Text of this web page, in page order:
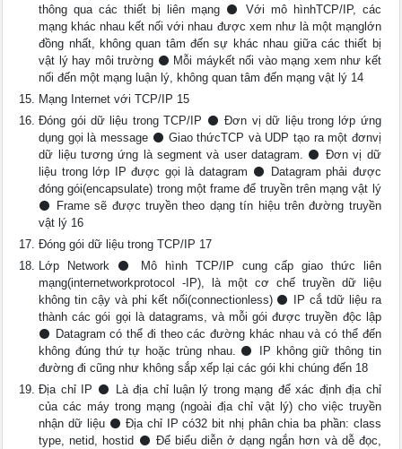
thông qua các thiết bị liên mạng ⚫ Với mô hìnhTCP/IP, các
mạng khác nhau kết nối với nhau được xem như là một mạnglớn
đồng nhất, không quan tâm đến sự khác nhau giữa các thiết bị
vật lý hay môi trường ⚫ Mỗi máykết nối vào mạng xem như kết
nối đến một mạng luận lý, không quan tâm đến mạng vật lý 14
Mạng Internet với TCP/IP 15
Đóng gói dữ liệu trong TCP/IP ⚫ Đơn vị dữ liệu trong lớp ứng
dụng gọi là message ⚫ Giao thứcTCP và UDP tạo ra một đơnvị
dữ liệu tương ứng là segment và user datagram. ⚫ Đơn vị dữ
liệu trong lớp IP được gọi là datagram ⚫ Datagram phải được
đóng gói(encapsulate) trong một frame để truyền trên mạng vật lý
⚫ Frame sẽ được truyền theo dạng tín hiệu trên đường truyền
vật lý 16
Đóng gói dữ liệu trong TCP/IP 17
Lớp Network ⚫ Mô hình TCP/IP cung cấp giao thức liên
mạng(internetworkprotocol -IP), là một cơ chế truyền dữ liệu
không tin cậy và phi kết nối(connectionless) ⚫ IP cắ tdữ liệu ra
thành các gói gọi là datagrams, và mỗi gói được truyền độc lập
⚫ Datagram có thể đi theo các đường khác nhau và có thể đến
không đúng thứ tự hoặc trùng nhau. ⚫ IP không giữ thông tin
đường đi cũng như không sắp xếp lại các gói khi chúng đến 18
Địa chỉ IP ⚫ Là địa chỉ luận lý trong mạng để xác định địa chỉ
của các máy trong mạng (ngoài địa chỉ vật lý) cho việc truyền
nhận dữ liệu ⚫ Địa chỉ IP có32 bit nhị phân chia ba phần: class
type, netid, hostid ⚫ Để biểu diễn ở dạng ngắn hơn và dễ đọc,